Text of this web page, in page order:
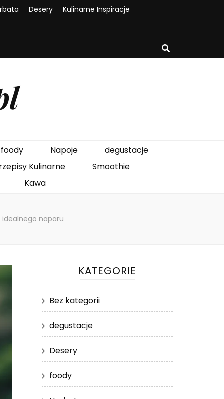
Desery
Kulinarne Inspiracje
foody Napoje
degustacje
Kulinarne
Smoothie
Kawa
naparu
KATEGORIE
Bez kategorii
degustacje
Desery
foody